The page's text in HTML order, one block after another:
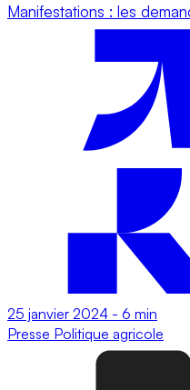
Manifestations : les
25 janvier 2024 - 6 min
Presse Politique agricole